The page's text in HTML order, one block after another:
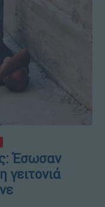
Έσωσαν